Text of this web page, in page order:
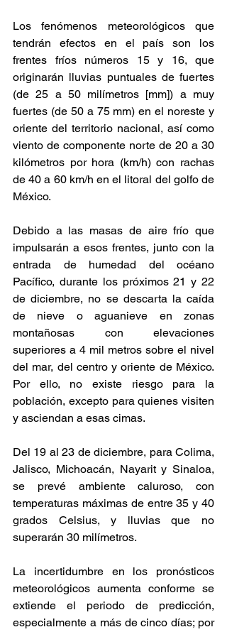
Los fenómenos meteorológicos que
tendrán efectos en el país son los
frentes fríos números 15 y 16, que
originarán lluvias puntuales de fuertes
(de 25 a 50 milímetros [mm]) a muy
fuertes (de 50 a 75 mm) en el noreste y
oriente del territorio nacional, así como
viento de componente norte de 20 a 30
kilómetros por hora (km/h) con rachas
de 40 a 60 km/h en el litoral del golfo de
México.
Debido a las masas de aire frío que
impulsarán a esos frentes, junto con la
entrada de humedad del océano
Pacífico, durante los próximos 21 y 22
de diciembre, no se descarta la caída
de nieve o aguanieve en zonas
montañosas con elevaciones
superiores a 4 mil metros sobre el nivel
del mar, del centro y oriente de México.
Por ello, no existe riesgo para la
población, excepto para quienes visiten
y asciendan a esas cimas.
Del 19 al 23 de diciembre, para Colima,
Jalisco, Michoacán, Nayarit y Sinaloa,
se prevé ambiente caluroso, con
temperaturas máximas de entre 35 y 40
grados Celsius, y lluvias que no
superarán 30 milímetros.
La incertidumbre en los pronósticos
meteorológicos aumenta conforme se
extiende el periodo de predicción,
especialmente a más de cinco días; por